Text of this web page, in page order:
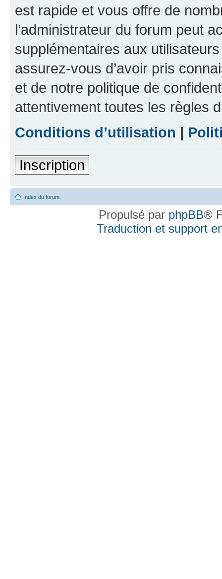
est rapide et vous offre de
l’administrateur du forum peut
supplémentaires aux
assurez-vous d’avoir pris
et de notre politique de
attentivement toutes les règles
Conditions d’utilisation |
Inscription
Index du forum
Propulsé par phpBB®
Traduction et support